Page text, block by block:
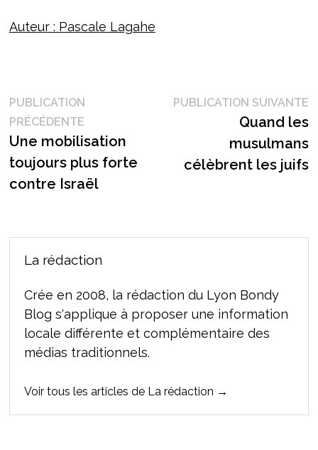
Auteur : Pascale Lagahe
Navigation
de
l’article
PUBLICATION
PRÉCÉDENTEPublication
précédente :
Une mobilisation
toujours plus forte
contre Israël
PUBLICATION SUIVANTE
Quand les
musulmans
célèbrent les juifs
La rédaction
Crée en 2008, la rédaction du Lyon Bondy
Blog s'applique à proposer une information
locale différente et complémentaire des
médias traditionnels.
Voir tous les articles de La rédaction →